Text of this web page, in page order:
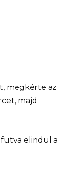
megkérte az
majd
futva elindul a